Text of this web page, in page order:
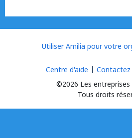
Utiliser Amilia pour votre
©2026 Les entreprises
Tous droits
Centre d'aide Contactez